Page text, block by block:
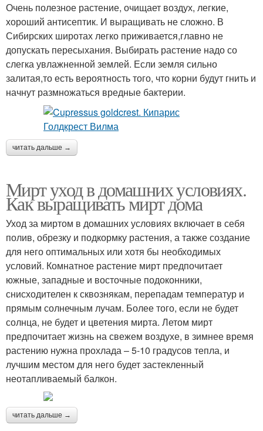
Очень полезное растение, очищает воздух, легкие,
хороший антисептик. И выращивать не сложно. В
Сибирских широтах легко приживается,главно не
допускать пересыхания. Выбирать растение надо со
слегка увлажненной землей. Если земля сильно
залитая,то есть вероятность того, что корни будут гнить и
начнут размножаться вредные бактерии.
читать дальше →
Мирт уход в домашних условиях.
Как выращивать мирт дома
Уход за миртом в домашних условиях включает в себя
полив, обрезку и подкормку растения, а также создание
для него оптимальных или хотя бы необходимых
условий. Комнатное растение мирт предпочитает
южные, западные и восточные подоконники,
снисходителен к сквознякам, перепадам температур и
прямым солнечным лучам. Более того, если не будет
солнца, не будет и цветения мирта. Летом мирт
предпочитает жизнь на свежем воздухе, в зимнее время
растению нужна прохлада – 5-10 градусов тепла, и
лучшим местом для него будет застекленный
неотапливаемый балкон.
читать дальше →